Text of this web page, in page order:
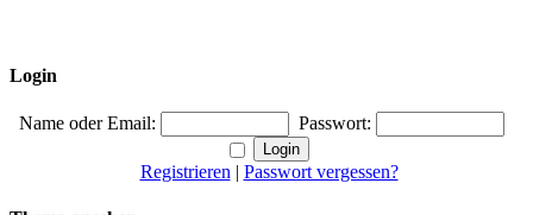
Login
Name oder Email: Passwort:
Registrieren | Passwort vergessen?